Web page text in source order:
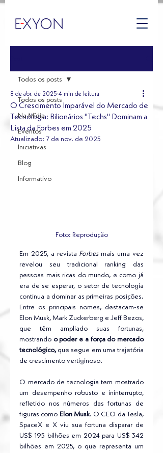
Todos os posts
Na Mídia
Eventos
Iniciativas
Blog
Informativo
Todos os posts
O Crescimento Imparável do Mercado de
Tecnologia: Bilionários "Techs" Dominam a
Lista da Forbes em 2025
8 de abr. de 2025 4 min de leitura
Atualizado: 7 de nov. de 2025
Foto: Reprodução
Em 2025, a revista Forbes mais uma vez
revelou seu tradicional ranking das
pessoas mais ricas do mundo, e como já
era de se esperar, o setor de tecnologia
continua a dominar as primeiras posições.
Entre os principais nomes, destacam-se
Elon Musk, Mark Zuckerberg e Jeff Bezos,
que têm ampliado suas fortunas,
mostrando o poder e a força do mercado
tecnológico, que segue em uma trajetória
de crescimento vertiginoso.
O mercado de tecnologia tem mostrado
um desempenho robusto e ininterrupto,
refletido nos números das fortunas de
figuras como Elon Musk. O CEO da Tesla,
SpaceX e X viu sua fortuna disparar de
US$ 195 bilhões em 2024 para US$ 342
bilhões em 2025, o que representa um